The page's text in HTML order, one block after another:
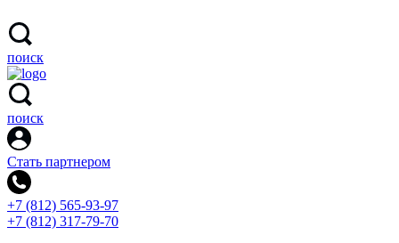
поиск
поиск
Стать партнером
+7 (812) 565-93-97
+7 (812) 317-79-70